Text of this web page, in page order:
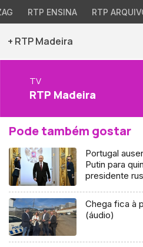
RTP ENSINA RTP
+ RTP Madeira
TV
RTP Madeira
Pode também gostar
Portugal
Putin para
presidente
Chega fica à
(áudio)